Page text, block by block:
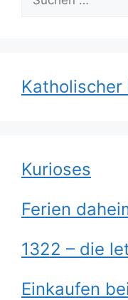
nach:
Kurioses
Ferien
1322 – die
Einkaufen